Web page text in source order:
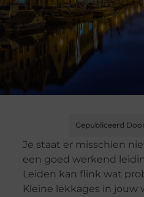
Gepubliceerd
Je staat er misschien
een goed werkend
Leiden kan flink wat
Kleine lekkages in jouw